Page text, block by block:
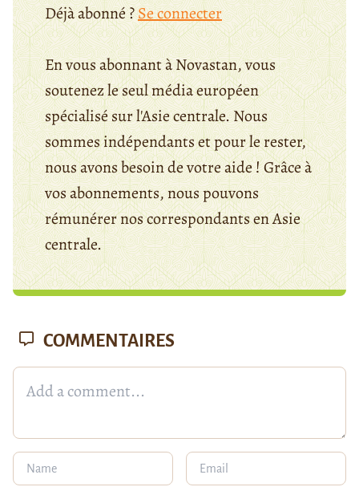
Déjà abonné ?Se connecter
En vous abonnant à Novastan, vous
soutenez le seul média européen
spécialisé sur l'Asie centrale. Nous
sommes indépendants et pour le rester,
nous avons besoin de votre aide ! Grâce à
vos abonnements, nous pouvons
rémunérer nos correspondants en Asie
centrale.
COMMENTAIRES